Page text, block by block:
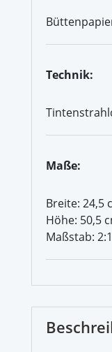
Technik:
Maße:
Breite: 24,5
Höhe: 50,5
Maßstab: 2:1